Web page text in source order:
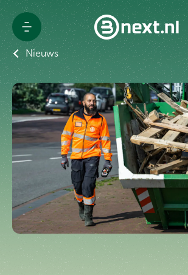
Advies & Rapportage
Branches
Afvaloplossingen
Projecten
Over Bnext.nl
Contact
Werken bij Bnext.nl
Klantenportaal
Rolcontainer offerte
Bestel
Nieuws